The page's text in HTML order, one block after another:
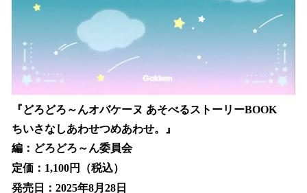
『どろどろ～んオバケーヌ あそべるストーリーBOOK
ちいさなしあわせつめあわせ。』
編：どろどろ～ん委員会
定価：1,100円（税込）
発売日：2025年8月28日